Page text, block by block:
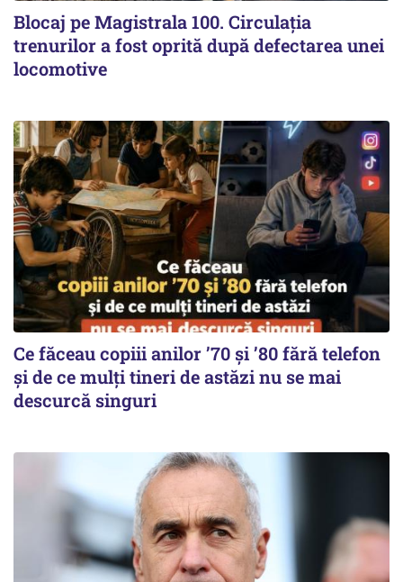
Blocaj pe Magistrala 100. Circulația
trenurilor a fost oprită după defectarea unei
locomotive
Ce făceau copiii anilor ’70 și ’80 fără telefon
și de ce mulți tineri de astăzi nu se mai
descurcă singuri